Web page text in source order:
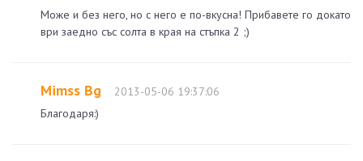
Може и без него, но с него е по-вкусна! Прибавете го докато
ври заедно със солта в края на стъпка 2 ;)
Mimss Bg
2013-05-06 19:37:06
Благодаря:)